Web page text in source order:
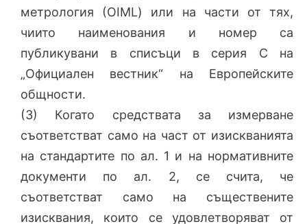
метрология (ОIМL) или на части от тях,
чиито наименования и номер са
публикувани в списъци в серия С на
„Официален вестник“ на Европейските
общности.
(3) Когато средствата за измерване
съответстват само на част от изискванията
на стандартите по ал. 1 и на нормативните
документи по ал. 2, се счита, че
съответстват само на съществените
изисквания, които се удовлетворяват от